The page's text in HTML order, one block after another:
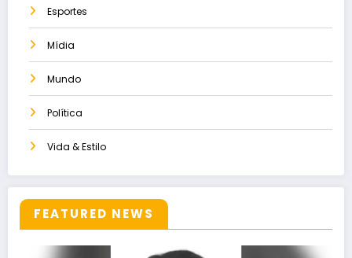
Esportes
Mídia
Mundo
Política
Vida & Estilo
FEATURED NEWS